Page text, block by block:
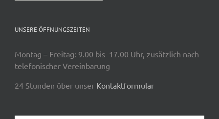
UNSERE ÖFFNUNGSZEITEN
Montag – Freitag: 9.00 bis 17.00 Uhr, zusätzlich nach
telefonischer Vereinbarung
24 Stunden über unser Kontaktformular